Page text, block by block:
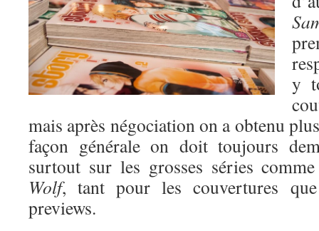
y
mais après négociation on a obtenu
façon générale on doit toujours
surtout sur les grosses séries
Wolf, tant pour les couvertures
previews.